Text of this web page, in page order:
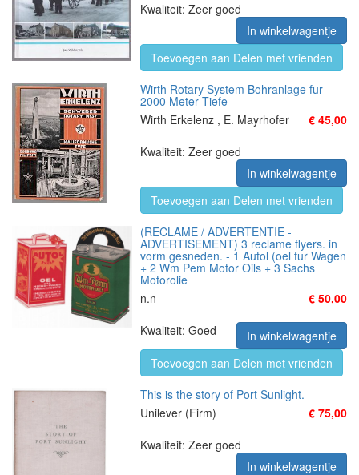
Kwaliteit: Zeer goed
In winkelwagentje
Toevoegen aan Delen met vrienden
Wirth Rotary System Bohranlage fur
2000 Meter Tiefe
Wirth Erkelenz , E. Mayrhofer
€ 45,00
Kwaliteit: Zeer goed
In winkelwagentje
Toevoegen aan Delen met vrienden
(RECLAME / ADVERTENTIE -
ADVERTISEMENT) 3 reclame flyers. in
vorm gesneden. - 1 Autol (oel fur Wagen
+ 2 Wm Pem Motor Oils + 3 Sachs
Motorolie
n.n
€ 50,00
Kwaliteit: Goed
In winkelwagentje
Toevoegen aan Delen met vrienden
This is the story of Port Sunlight.
Unilever (Firm)
€ 75,00
Kwaliteit: Zeer goed
In winkelwagentje